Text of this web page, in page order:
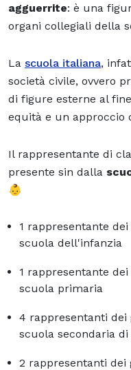
agguerrite: è una
organi collegiali della
La scuola italiana,
società civile, ovvero
di figure esterne al
equità e un approccio
Il rappresentante di
presente sin dalla
👶
1 rappresentante
scuola dell'infanzia
1 rappresentante
scuola primaria
4 rappresentanti dei
scuola secondaria
2 rappresentanti dei